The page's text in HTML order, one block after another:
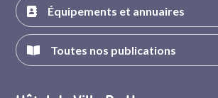
Équipements et annuaires
Toutes nos publications